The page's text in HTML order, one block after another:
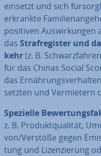
einsetzt und sich
erkrankte
positiven Aus­wir­kun­gen
das Straf­re­gis­ter und
kehr(z. B.
für das Chinas Social
das
setz­ten und Ver­mie­tern
Spezielle
z. B. Pro­dukt­qua­li­tät,
von/Verstöße gegen
tung und Li­zen­zie­rung